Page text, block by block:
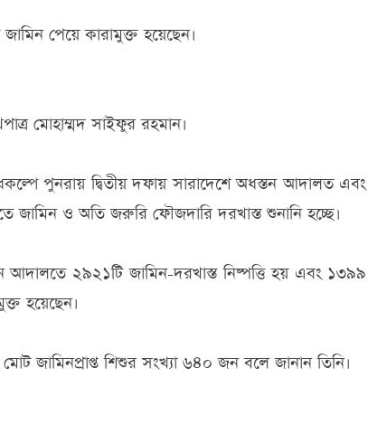
পেয়ে কারামুক্ত হয়েছেন।
মোহাম্মদ সাইফুর রহমান।
পুনরায় দ্বিতীয় দফায় সারাদেশে অধস্তন আদালত এবং
জামিন ও অতি জরুরি ফৌজদারি দরখাস্ত শুনানি হচ্ছে।
আদালতে ২৯২১টি জামিন-দরখাস্ত নিষ্পত্তি হয় এবং ১৩৯৯
হয়েছেন।
জামিনপ্রাপ্ত শিশুর সংখ্যা ৬৪০ জন বলে জানান তিনি।